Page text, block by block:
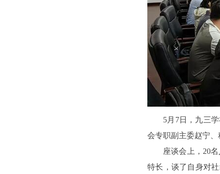
5月7日，九三
会专职副主委赵宁
座谈会上，20
特长，谈了自身对